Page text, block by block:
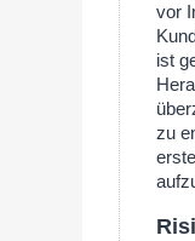
vor
ist
zu